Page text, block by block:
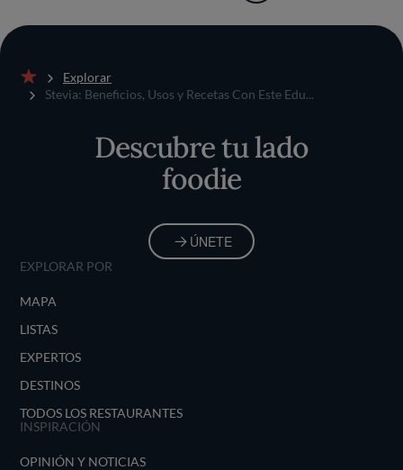
Inicio
Explorar
Stevia: Beneficios, Usos y Recetas Con Este Edu...
Descubre tu lado
foodie
ÚNETE
EXPLORAR POR
MAPA
LISTAS
EXPERTOS
DESTINOS
TODOS LOS RESTAURANTES
INSPIRACIÓN
OPINIÓN Y NOTICIAS